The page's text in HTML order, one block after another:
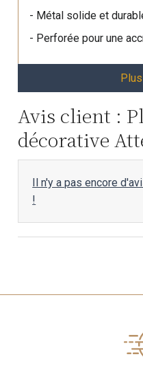
- Métal solide et
- Perforée pour une
Avis client :
décorative
Il n'y a pas encore
!